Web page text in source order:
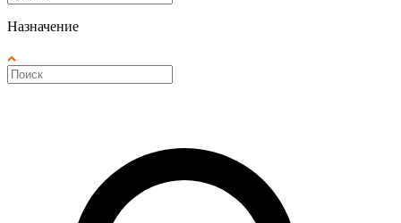
Назначение